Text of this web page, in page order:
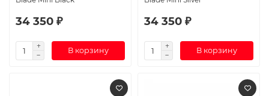
34 350 ₽
В корзину
34 350 ₽
В корзину